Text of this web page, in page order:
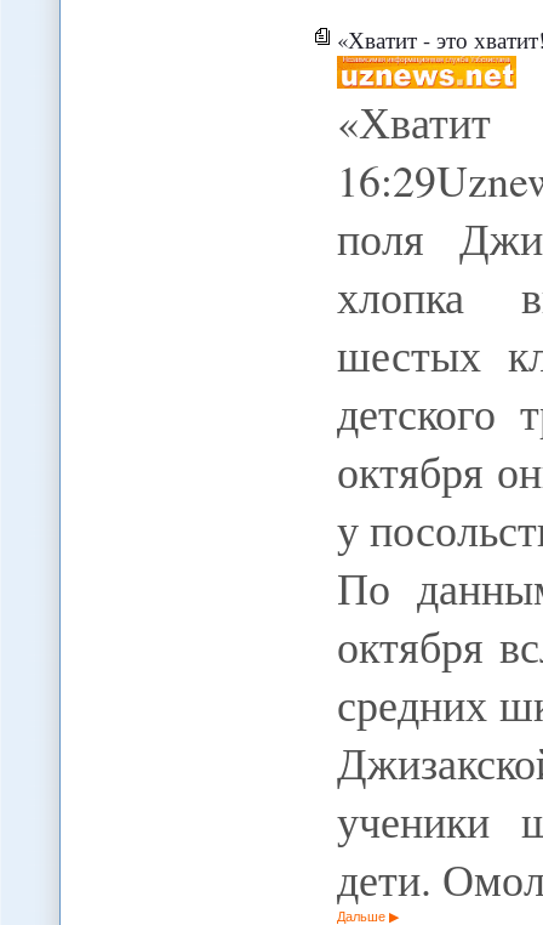
«Хватит - это
поля
хлопка
шестых
детского
октября
у
По
октября
средних
ученики
дети.
Дальше